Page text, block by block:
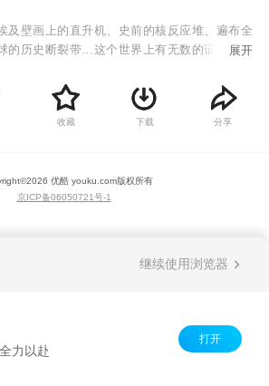
及壁画上的直升机、史前的核反应堆、遍布全
的历史断裂带…这个世界上有无数的证据，提
相，有人拼命的想掩盖痕迹。围绕着历史的断
，会展开怎样轰轰烈烈的传奇故事。
展开
收藏 下载 分享
2026 优酷 youku.com版权所有
京ICP备06050721号-1
继续使用浏览器
力以赴
打开